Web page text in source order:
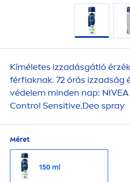
Kíméletes izzadásgátló
férfiaknak. 72 órás izzadság
védelem minden nap: NIVEA
Control Sensitive.Deo spray
Méret
150 ml